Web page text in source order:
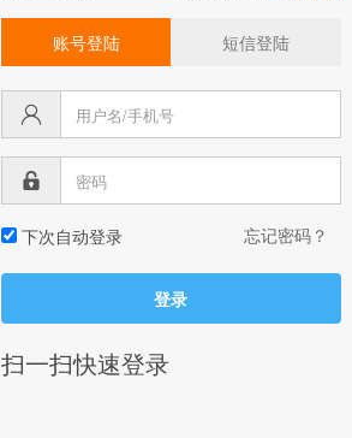
账号登陆 短信登陆
下次自动登录 忘记密码？
登录
扫一扫快速登录